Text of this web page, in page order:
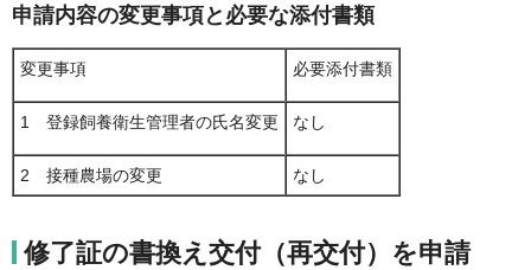
申請内容の変更事項と必要な添付書類
変更事項 必要添付書類
1 登録飼養衛生管理者の氏名変更 なし
2 接種農場の変更 なし
修了証の書換え交付（再交付）を申請